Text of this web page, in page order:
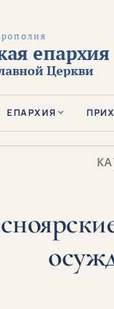
епархия
Церкви
ЕПАРХИЯ